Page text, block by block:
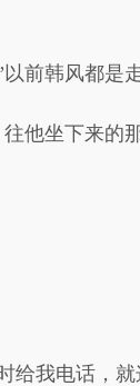
前韩风都是
他坐下来的
给我电话，